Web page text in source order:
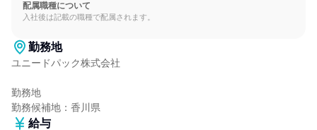
配属職種について
入社後は記載の職種で配属されます。
勤務地
ユニードパック株式会社
勤務地
勤務候補地：香川県
給与